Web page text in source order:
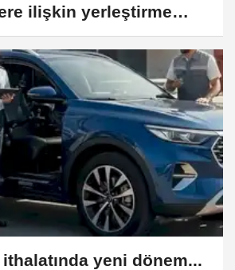
ilişkin yerleştirme
yeni dönem...